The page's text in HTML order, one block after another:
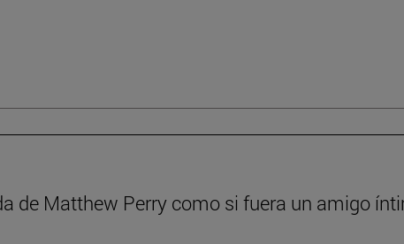
de Matthew Perry como si fuera un amigo